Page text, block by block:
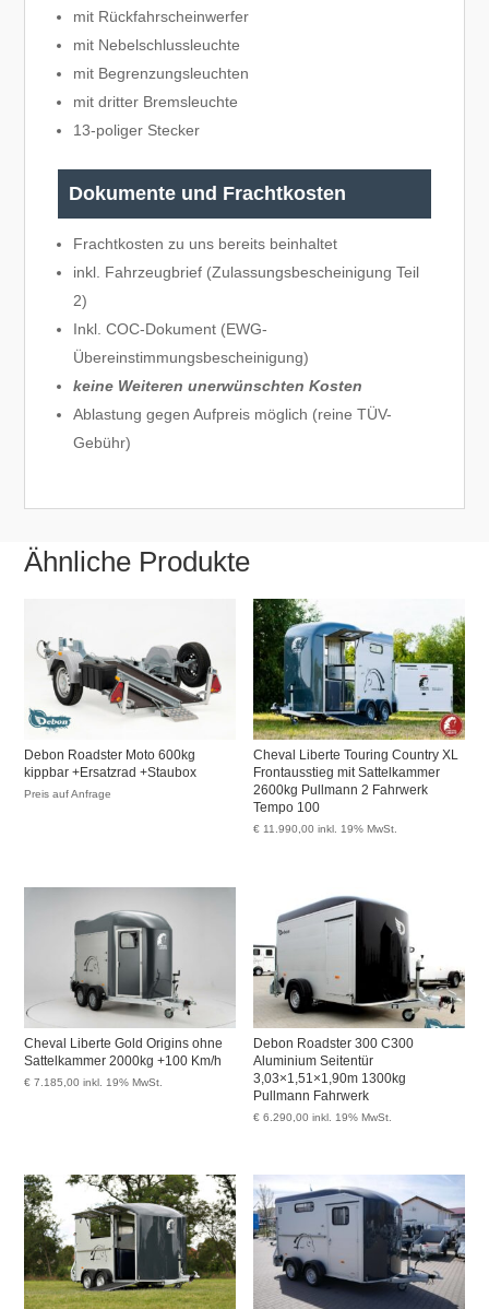
mit Rückfahrscheinwerfer
mit Nebelschlussleuchte
mit Begrenzungsleuchten
mit dritter Bremsleuchte
13-poliger Stecker
Dokumente und Frachtkosten
Frachtkosten zu uns bereits beinhaltet
inkl. Fahrzeugbrief (Zulassungsbescheinigung Teil
2)
Inkl. COC-Dokument (EWG-
Übereinstimmungsbescheinigung)
keine Weiteren unerwünschten Kosten
Ablastung gegen Aufpreis möglich (reine TÜV-
Gebühr)
Ähnliche Produkte
Debon Roadster Moto 600kg
kippbar +Ersatzrad +Staubox
Preis auf Anfrage
Cheval Liberte Touring Country XL
Frontausstieg mit Sattelkammer
2600kg Pullmann 2 Fahrwerk
Tempo 100
€ 11.990,00 inkl. 19% MwSt.
Cheval Liberte Gold Origins ohne
Sattelkammer 2000kg +100 Km/h
€ 7.185,00 inkl. 19% MwSt.
Debon Roadster 300 C300
Aluminium Seitentür
3,03×1,51×1,90m 1300kg
Pullmann Fahrwerk
€ 6.290,00 inkl. 19% MwSt.